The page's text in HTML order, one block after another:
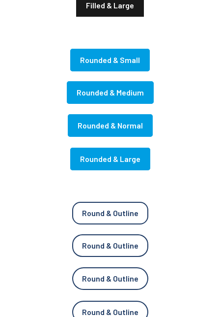
Filled & Large
Rounded & Small
Rounded & Medium
Rounded & Normal
Rounded & Large
Round & Outline
Round & Outline
Round & Outline
Round & Outline